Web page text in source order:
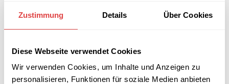
Zustimmung Details Über Cookies
Diese Webseite verwendet Cookies
Wir verwenden Cookies, um Inhalte und Anzeigen zu
personalisieren, Funktionen für soziale Medien anbieten
Stückzahlen?
Artikelnummer:GU43558880
Marke:Gastro Uzal